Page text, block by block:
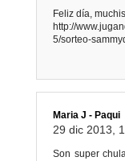
Feliz día,
http://
5/sorteo-
Maria J - Paqui
29 dic 2013,
Son super